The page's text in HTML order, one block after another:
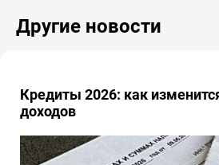
Другие новости
Кредиты 2026: как
доходов